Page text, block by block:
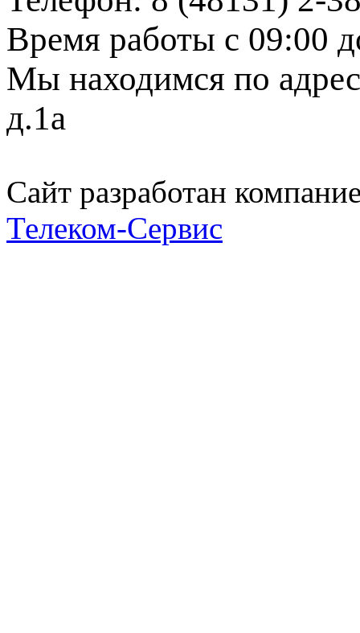
Время работы с 09:00
Мы находимся по
д.1а
Сайт разработан
Телеком-Сервис